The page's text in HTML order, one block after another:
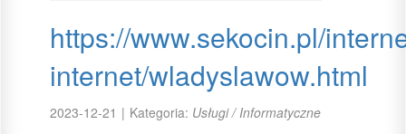
https://www.sekocin.pl/
internet/wladyslawow.html
2023-12-21 | Kategoria: Usługi / Informatyczne